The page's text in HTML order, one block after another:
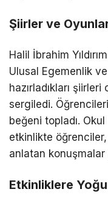
Şiirler ve
Halil İbrahim
Ulusal Egemenlik
hazırladıkları
sergiledi.
beğeni topladı.
etkinlikte
anlatan konuşmalar
Etkinliklere